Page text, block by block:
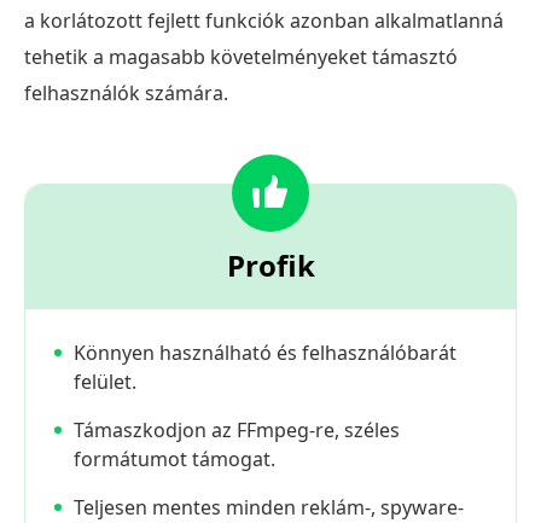
a korlátozott fejlett funkciók azonban alkalmatlanná
tehetik a magasabb követelményeket támasztó
felhasználók számára.
Profik
Könnyen használható és felhasználóbarát
felület.
Támaszkodjon az FFmpeg-re, széles
formátumot támogat.
Teljesen mentes minden reklám-, spyware-